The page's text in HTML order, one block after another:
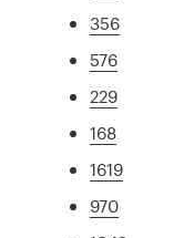
356
576
229
168
1619
970